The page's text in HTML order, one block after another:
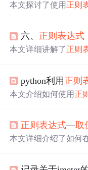
本文探讨了使用 正则
六、 正则表达式
本文详细讲解了正则
本解析和HTML标签
python利用 正则
本文介绍如何使用 正
示了具体的实现过程
正则表达式—取
本文详细介绍了如何